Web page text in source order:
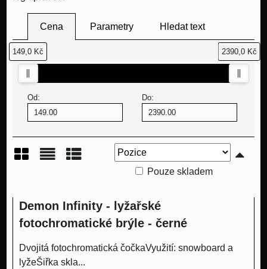
Cena Parametry Hledat text
Od: Do:
149,0 Kč 2390,0 Kč
Pouze skladem
Demon Infinity - lyžařské
fotochromatické brýle - černé
Dvojitá fotochromatická čočkaVyužití: snowboard a
lyžeŠiřka skla...